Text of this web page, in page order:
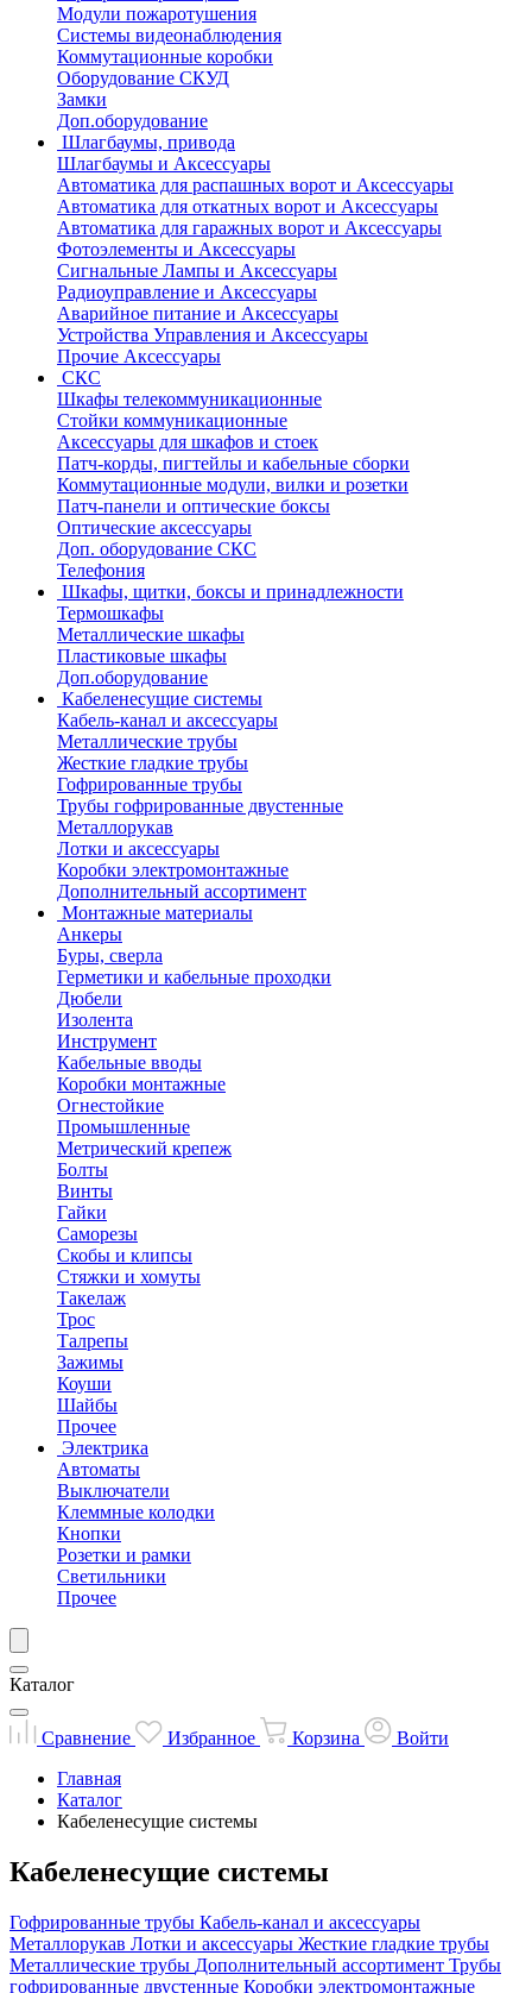
Модули пожаротушения
Системы видеонаблюдения
Коммутационные коробки
Оборудование СКУД
Замки
Доп.оборудование
Шлагбаумы, привода
Шлагбаумы и Аксессуары
Автоматика для распашных ворот и Аксессуары
Автоматика для откатных ворот и Аксессуары
Автоматика для гаражных ворот и Аксессуары
Фотоэлементы и Аксессуары
Сигнальные Лампы и Аксессуары
Радиоуправление и Аксессуары
Аварийное питание и Аксессуары
Устройства Управления и Аксессуары
Прочие Аксессуары
СКС
Шкафы телекоммуникационные
Стойки коммуникационные
Аксессуары для шкафов и стоек
Патч-корды, пигтейлы и кабельные сборки
Коммутационные модули, вилки и розетки
Патч-панели и оптические боксы
Оптические аксессуары
Доп. оборудование СКС
Телефония
Шкафы, щитки, боксы и принадлежности
Термошкафы
Металлические шкафы
Пластиковые шкафы
Доп.оборудование
Кабеленесущие системы
Кабель-канал и аксессуары
Металлические трубы
Жесткие гладкие трубы
Гофрированные трубы
Трубы гофрированные двустенные
Металлорукав
Лотки и аксессуары
Коробки электромонтажные
Дополнительный ассортимент
Монтажные материалы
Анкеры
Буры, сверла
Герметики и кабельные проходки
Дюбели
Изолента
Инструмент
Кабельные вводы
Коробки монтажные
Огнестойкие
Промышленные
Метрический крепеж
Болты
Винты
Гайки
Саморезы
Скобы и клипсы
Стяжки и хомуты
Такелаж
Трос
Талрепы
Зажимы
Коуши
Шайбы
Прочее
Электрика
Автоматы
Выключатели
Клеммные колодки
Кнопки
Розетки и рамки
Светильники
Прочее
Каталог
Сравнение Избранное Корзина
Войти
Главная
Каталог
Кабеленесущие системы
Кабеленесущие системы
Гофрированные трубы Кабель-канал и аксессуары
Металлорукав Лотки и аксессуары Жесткие гладкие трубы
Металлические трубы Дополнительный ассортимент Трубы
гофрированные двустенные Коробки электромонтажные